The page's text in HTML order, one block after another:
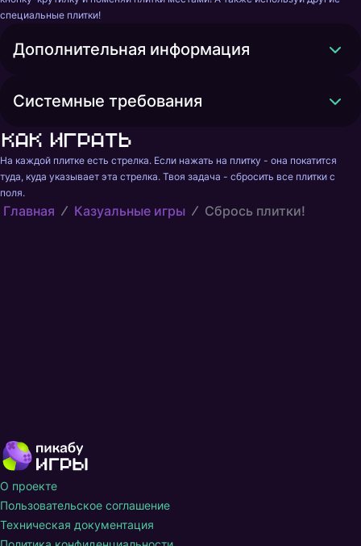
специальные плитки!
Дополнительная информация
Системные требования
Как играть
На каждой плитке есть стрелка. Если нажать на плитку - она покатится
туда, куда указывает эта стрелка. Твоя задача - сбросить все плитки с
поля.
Главная Казуальные игры Сбрось плитки!
О проекте
Пользовательское соглашение
Техническая документация